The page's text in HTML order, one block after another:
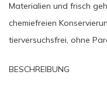
Materialien und frisch
chemiefreien
tierversuchsfrei, ohne
BESCHREIBUNG